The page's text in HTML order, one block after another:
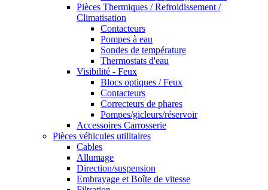
Pièces Thermiques / Refroidissement /
Climatisation
Contacteurs
Pompes à eau
Sondes de température
Thermostats d'eau
Visibilité - Feux
Blocs optiques / Feux
Contacteurs
Correcteurs de phares
Pompes/gicleurs/réservoir
Accessoires Carrosserie
Pièces véhicules utilitaires
Cables
Allumage
Direction/suspension
Embrayage et Boîte de vitesse